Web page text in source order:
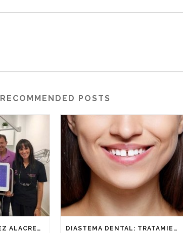
RECOMMENDED POSTS
CLÍNICAS RODRÍGUEZ ALACREU, REFERENTE EN ODONTOLOGÍA DIGITAL EN VALENCIA DIASTEMA DENTAL: TRATAMIENTO CON DISEÑO DIGITAL DE SONRISAS